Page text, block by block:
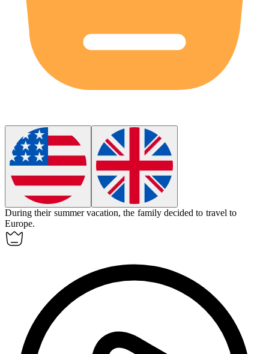
During their summer vacation, the family decided to travel to
Europe.